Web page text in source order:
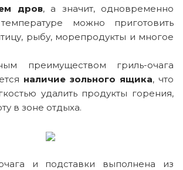
дров, а значит, одновременно
можно приготовить
рыбу, морепродукты и многое
преимуществом гриль-очага
наличие зольного ящика, что
удалить продукты горения,
в зоне отдыха.
и подставки выполнена из